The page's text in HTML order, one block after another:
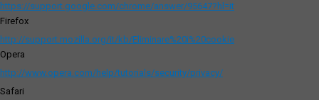
https://support.google.com/chrome/answer/95647?hl=it
Firefox
http://support.mozilla.org/it/kb/Eliminare%20i%20cookie
Opera
http://www.opera.com/help/tutorials/security/privacy/
Safari